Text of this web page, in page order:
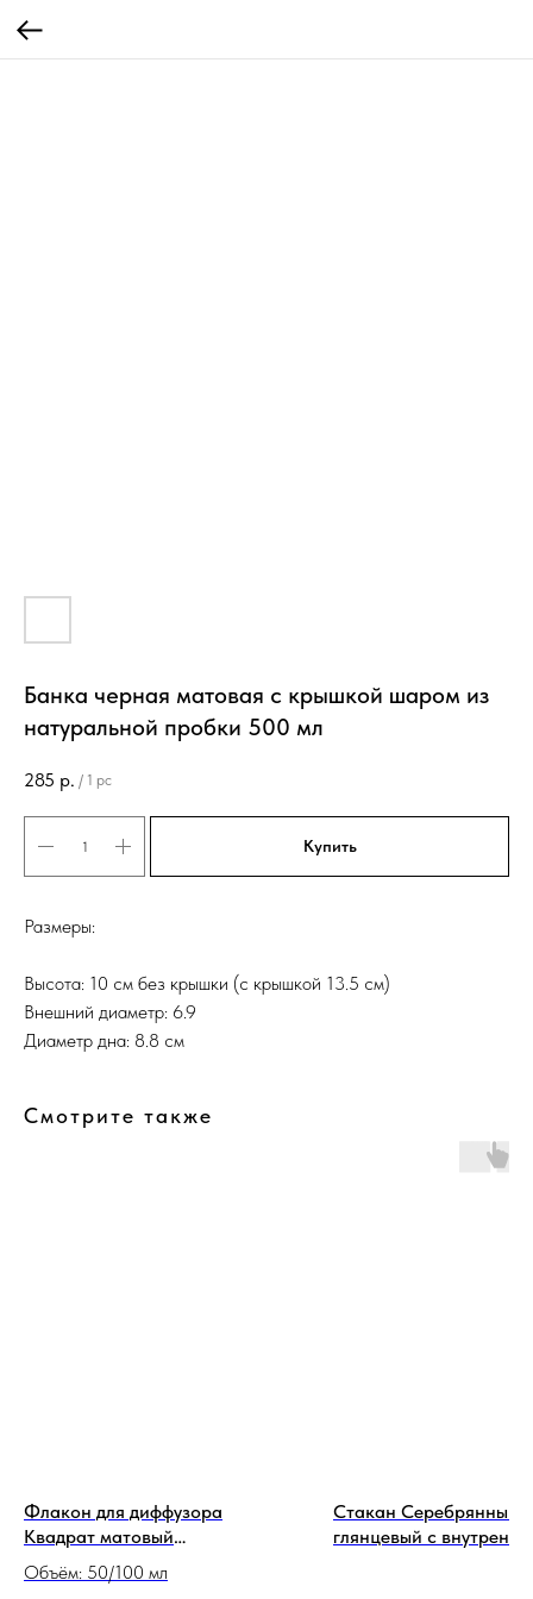
Банка черная матовая с крышкой шаром из
натуральной пробки 500 мл
285 р. / 1 pc
Купить
Размеры:
Высота: 10 см без крышки (с крышкой 13.5 см)
Внешний диаметр: 6.9
Диаметр дна: 8.8 см
Смотрите также
Флакон для диффузора
Квадрат матовый
полупрозрачный
Объём: 50/100 мл
Стакан Серебрянный
глянцевый с